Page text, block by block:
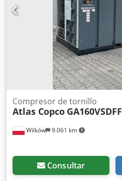
Wilków 9.061 km
Compresor de tornillo
Atlas Copco GA160VSDFF
Consultar